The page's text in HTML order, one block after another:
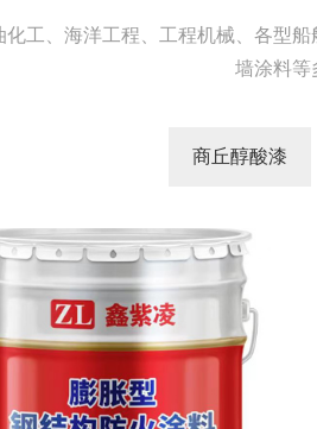
化工、海洋工程、工程机械、各型
墙涂料等
商丘醇酸漆